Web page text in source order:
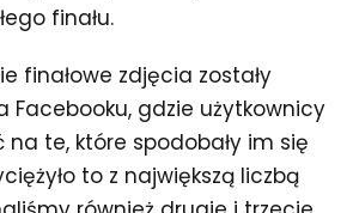
finału.
finałowe zdjęcia zostały
Facebooku, gdzie użytkownicy
na te, które spodobały im się
to z największą liczbą